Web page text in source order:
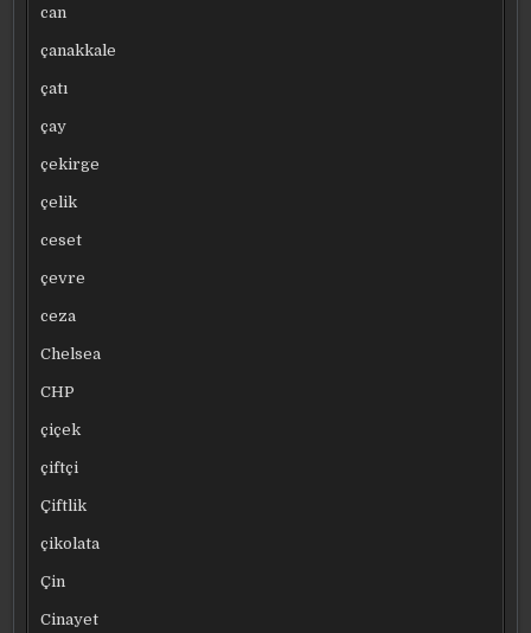
can
çanakkale
çatı
çay
çekirge
çelik
ceset
çevre
ceza
Chelsea
CHP
çiçek
çiftçi
Çiftlik
çikolata
Çin
Cinayet